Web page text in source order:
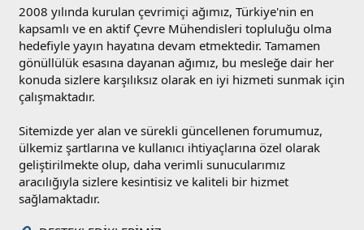
2008 yılında kurulan çevrimiçi ağımız, Türkiye'nin en
kapsamlı ve en aktif Çevre Mühendisleri topluluğu olma
hedefiyle yayın hayatına devam etmektedir. Tamamen
gönüllülük esasına dayanan ağımız, bu mesleğe dair her
konuda sizlere karşılıksız olarak en iyi hizmeti sunmak için
çalışmaktadır.
Sitemizde yer alan ve sürekli güncellenen forumumuz,
ülkemiz şartlarına ve kullanıcı ihtiyaçlarına özel olarak
geliştirilmekte olup, daha verimli sunucularımız
aracılığıyla sizlere kesintisiz ve kaliteli bir hizmet
sağlamaktadır.